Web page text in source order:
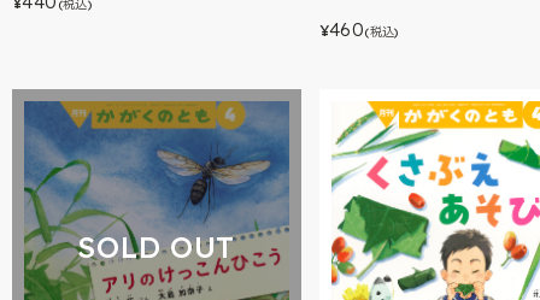
(税込)
¥460(税込)
SOLD OUT